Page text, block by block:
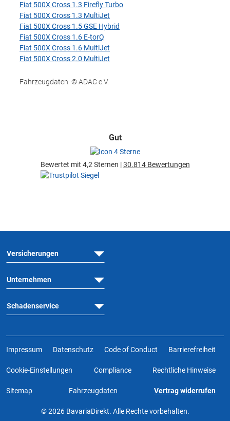
Fiat 500X Cross 1.3 Firefly Turbo
Fiat 500X Cross 1.3 MultiJet
Fiat 500X Cross 1.5 GSE Hybrid
Fiat 500X Cross 1.6 E-torQ
Fiat 500X Cross 1.6 MultiJet
Fiat 500X Cross 2.0 MultiJet
Fahrzeugdaten: © ADAC e.V.
Gut
Bewertet mit 4,2 Sternen |30.814 Bewertungen
Versicherungen
Unternehmen
Schadenservice
Impressum Datenschutz Code of Conduct Barrierefreiheit
Cookie-Einstellungen Compliance Rechtliche Hinweise
Sitemap Fahrzeugdaten Vertrag widerrufen
© 2026 BavariaDirekt. Alle Rechte vorbehalten.